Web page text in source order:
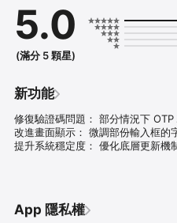
5.0
(滿分 5 顆星)
新功能
修復驗證碼問題： 部分情況下
改進畫面顯示： 微調部份輸入框的
提升系統穩定度： 優化底層更新機
App 隱私權